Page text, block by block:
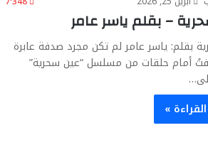
– بقلم ياسر عامر
بقلم: ياسر عامر لم تكن مجرد صدفة عابرة
أمام حلقات من مسلسل “عين سحرية”
»